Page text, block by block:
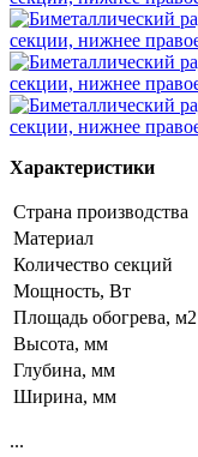
Характеристики
Страна производства
Материал
Количество секций
Мощность, Вт
Площадь обогрева, м2
Высота, мм
Глубина, мм
Ширина, мм
...